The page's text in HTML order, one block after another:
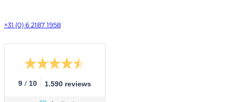
+31 (0) 6 2187 1958
9 / 10 1.590 reviews